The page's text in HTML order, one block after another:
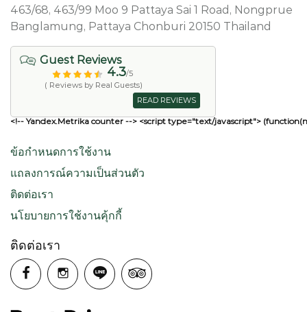
463/68, 463/99 Moo 9 Pattaya Sai 1 Road, Nongprue
Banglamung, Pattaya Chonburi 20150 Thailand
Guest Reviews
4.3/5
( Reviews by Real Guests)
READ REVIEWS
<!-- Yandex.Metrika counter --> <script type="text/javascript">
ข้อกำหนดการใช้งาน
แถลงการณ์ความเป็นส่วนตัว
ติดต่อเรา
นโยบายการใช้งานคุ้กกี้
ติดต่อเรา